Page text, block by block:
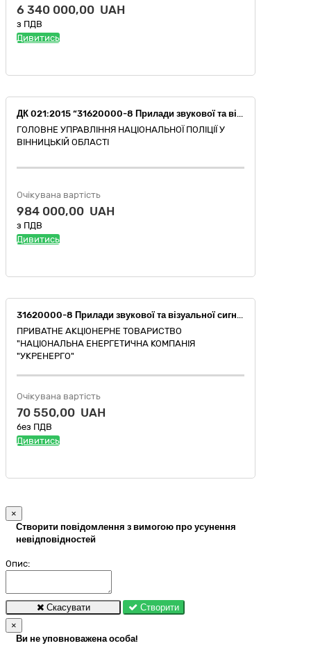
6 340 000,00 UAH
з ПДВ
Дивитись
ДК 021:2015 “31620000-8 Прилади звукової та візуальної сигналізації” (Світлова акустична панель у комплекті з сигнальним гучномовним пристроєм)
ГОЛОВНЕ УПРАВЛІННЯ НАЦІОНАЛЬНОЇ ПОЛІЦІЇ У
ВІННИЦЬКІЙ ОБЛАСТІ
Очікувана вартість
984 000,00 UAH
з ПДВ
Дивитись
31620000-8 Прилади звукової та візуальної сигналізації Сповіщувачі
ПРИВАТНЕ АКЦІОНЕРНЕ ТОВАРИСТВО
"НАЦІОНАЛЬНА ЕНЕРГЕТИЧНА КОМПАНІЯ
"УКРЕНЕРГО"
Очікувана вартість
70 550,00 UAH
без ПДВ
Дивитись
×
Створити повідомлення з вимогою про усунення
невідповідностей
Опис:
Скасувати
Створити
×
Ви не уповноважена особа!